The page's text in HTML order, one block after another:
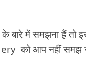
में समझना हैं तो
को आप नहीं